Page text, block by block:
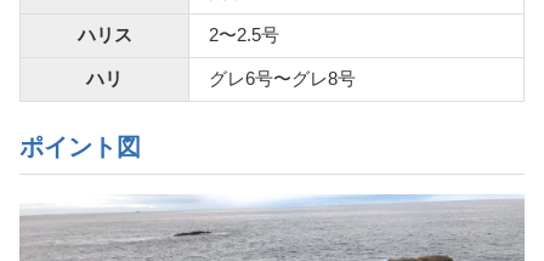
ハリス 2〜2.5号
ハリ グレ6号〜グレ8号
ポイント図